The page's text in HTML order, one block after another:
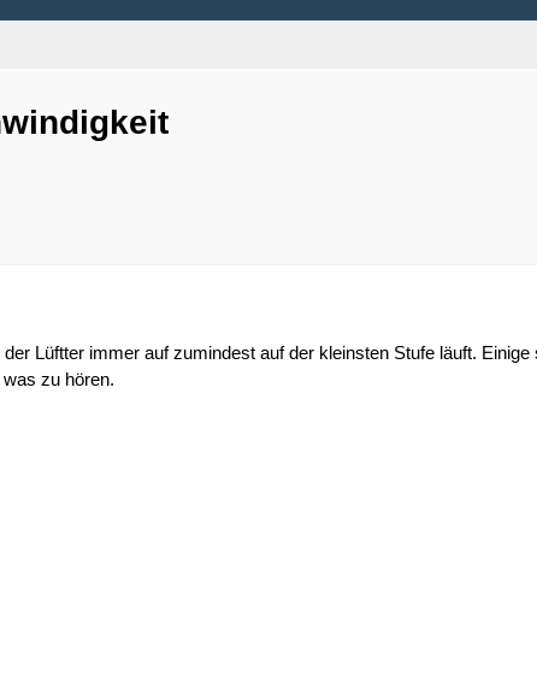
Lüftter immer auf zumindest auf der kleinsten Stufe läuft.
zu hören.